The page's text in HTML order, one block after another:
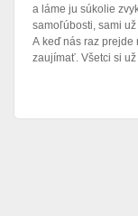
a láme ju súkolie
samoľúbosti, sami
A keď nás raz prejde
zaujímať. Všetci si